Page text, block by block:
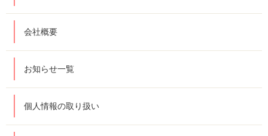
会社概要
お知らせ一覧
個人情報の取り扱い